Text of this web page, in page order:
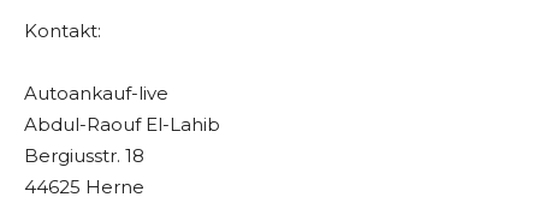
Kontakt:
Autoankauf-live
Abdul-Raouf El-Lahib
Bergiusstr. 18
44625 Herne